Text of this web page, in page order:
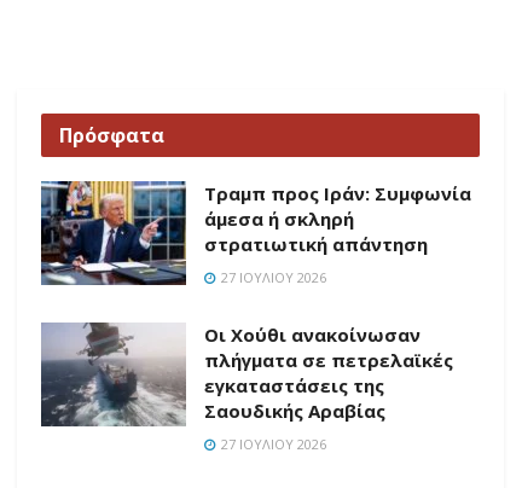
Πρόσφατα
Τραμπ προς Ιράν: Συμφωνία
άμεσα ή σκληρή
στρατιωτική απάντηση
27 ΙΟΥΛΊΟΥ 2026
Οι Χούθι ανακοίνωσαν
πλήγματα σε πετρελαϊκές
εγκαταστάσεις της
Σαουδικής Αραβίας
27 ΙΟΥΛΊΟΥ 2026